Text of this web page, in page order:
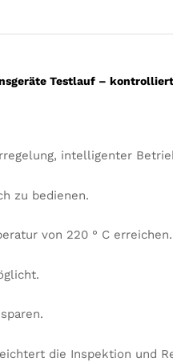
Testlauf –
intelligenter
zu bedienen.
von 220 ° C erreichen.
die Inspektion und